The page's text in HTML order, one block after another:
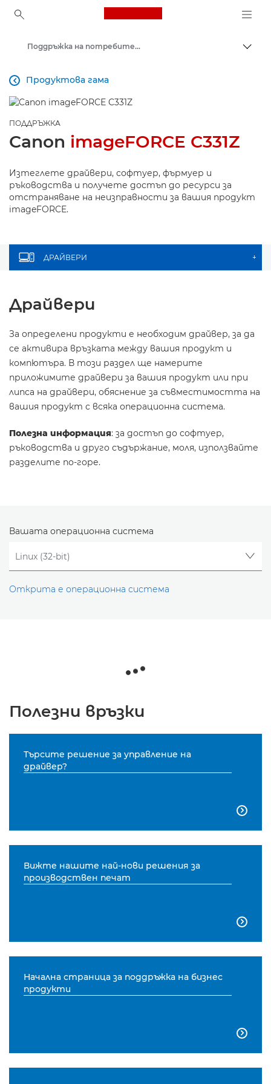
Canon Logo, back to
Поддръжка на потребителски продукти
Продуктова гама

ПОДДРЪЖКА
Canon imageFORCE C331Z
Изтеглете драйвери, софтуер, фърмуер и
ръководства и получете достъп до ресурси за
отстраняване на неизправности за вашия продукт
imageFORCE.
ДРАЙВЕРИ +
Драйвери
За определени продукти е необходим драйвер, за да
се активира връзката между вашия продукт и
компютъра. В този раздел ще намерите
приложимите драйвери за вашия продукт или при
липса на драйвери, обяснение за съвместимостта на
вашия продукт с всяка операционна система.
Полезна информация: за достъп до софтуер,
ръководства и друго съдържание, моля, използвайте
разделите по-горе.
Вашата операционна система
Открита е операционна система
Полезни връзки
Търсите решение за управление на
драйвер?

Вижте нашите най-нови решения за
производствен печат

Начална страница за поддръжка на бизнес
продукти
